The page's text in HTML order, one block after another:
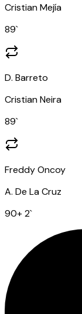
Cristian Mejía
89`
D. Barreto
Cristian Neira
89`
Freddy Oncoy
A. De La Cruz
90+ 2`